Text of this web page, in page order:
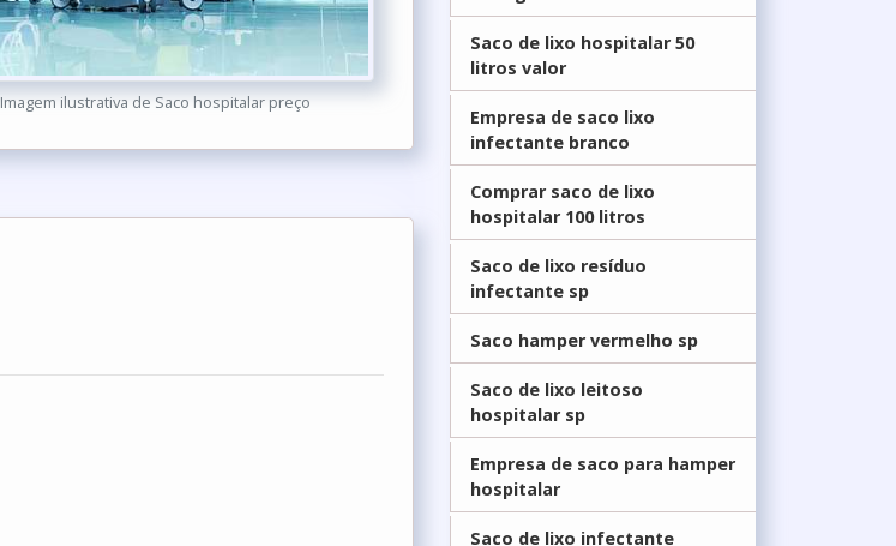
Imagem ilustrativa de Saco hospitalar preço
Saco de lixo hospitalar 50
litros valor
Empresa de saco lixo
infectante branco
Comprar saco de lixo
hospitalar 100 litros
Saco de lixo resíduo
infectante sp
Saco hamper vermelho sp
Saco de lixo leitoso
hospitalar sp
Empresa de saco para hamper
hospitalar
Saco de lixo infectante